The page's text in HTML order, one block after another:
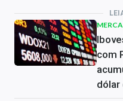
com
dólar